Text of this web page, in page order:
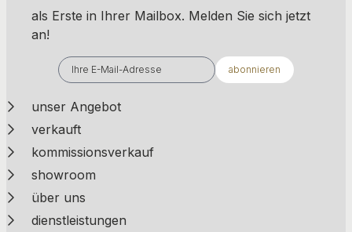
als Erste in Ihrer Mailbox. ​​​​​​Melden Sie sich jetzt
an!
abonnieren
unser Angebot
verkauft
kommissionsverkauf
showroom
über uns
dienstleistungen